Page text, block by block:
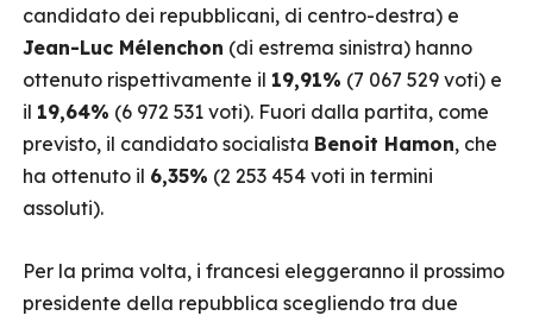
candidato dei repubblicani, di centro-destra) e
Jean-Luc Mélenchon (di estrema sinistra) hanno
ottenuto rispettivamente il 19,91% (7 067 529 voti) e
il 19,64% (6 972 531 voti). Fuori dalla partita, come
previsto, il candidato socialista Benoit Hamon, che
ha ottenuto il 6,35% (2 253 454 voti in termini
assoluti).
Per la prima volta, i francesi eleggeranno il prossimo
presidente della repubblica scegliendo tra due